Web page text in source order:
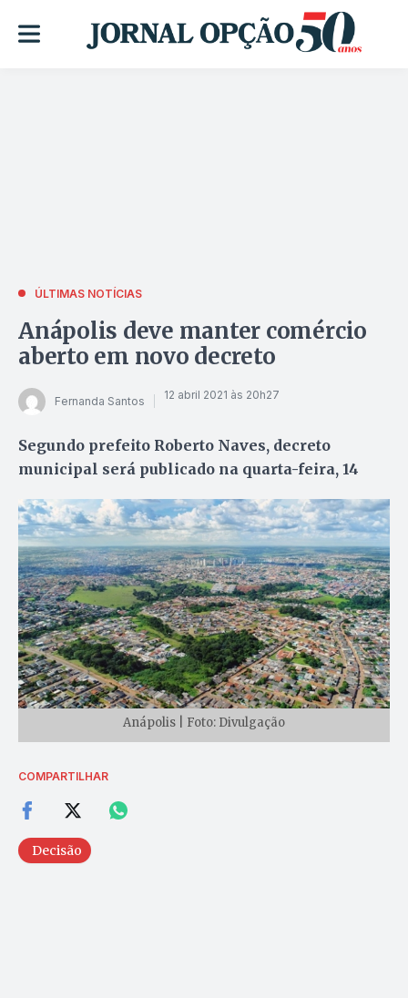
ÚLTIMAS NOTÍCIAS
Anápolis deve manter comércio
aberto em novo decreto
Fernanda Santos 12 abril 2021 às 20h27
Segundo prefeito Roberto Naves, decreto
municipal será publicado na quarta-feira, 14
Anápolis | Foto: Divulgação
COMPARTILHAR
Decisão